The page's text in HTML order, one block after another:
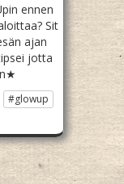
ennen
Sit
ajan
jotta
#glowup